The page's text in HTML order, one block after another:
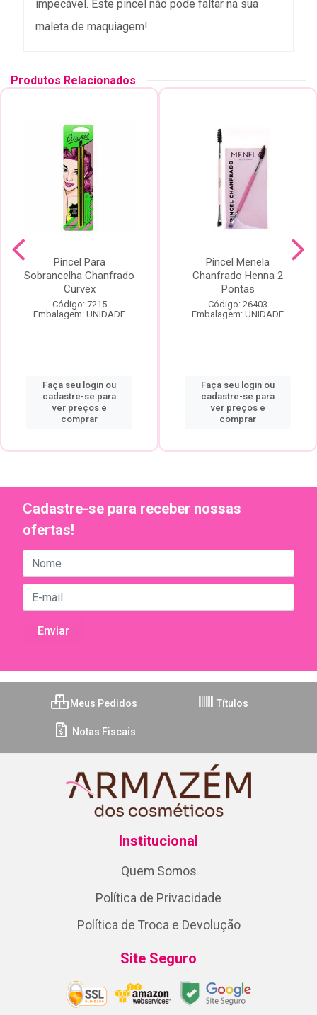
impecável. Este pincel não pode faltar na sua
maleta de maquiagem!
Produtos Relacionados
Pincel Para
Sobrancelha Chanfrado
Curvex
Código: 7215
Embalagem: UNIDADE
Faça seu login ou
cadastre-se para
ver preços e
comprar
Pincel Menela
Chanfrado Henna 2
Pontas
Código: 26403
Embalagem: UNIDADE
Faça seu login ou
cadastre-se para
ver preços e
comprar
Cadastre-se para receber nossas
ofertas!
Meus Pedidos Títulos
Notas Fiscais
Institucional
Quem Somos
Política de Privacidade
Política de Troca e Devolução
Site Seguro